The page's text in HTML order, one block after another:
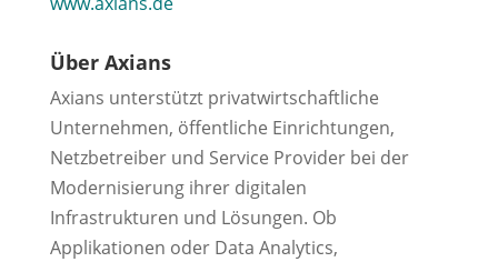
Über Axians
Axians unterstützt privatwirtschaftliche
Unternehmen, öffentliche Einrichtungen,
Netzbetreiber und Service Provider bei der
Modernisierung ihrer digitalen
Infrastrukturen und Lösungen. Ob
Applikationen oder Data Analytics,